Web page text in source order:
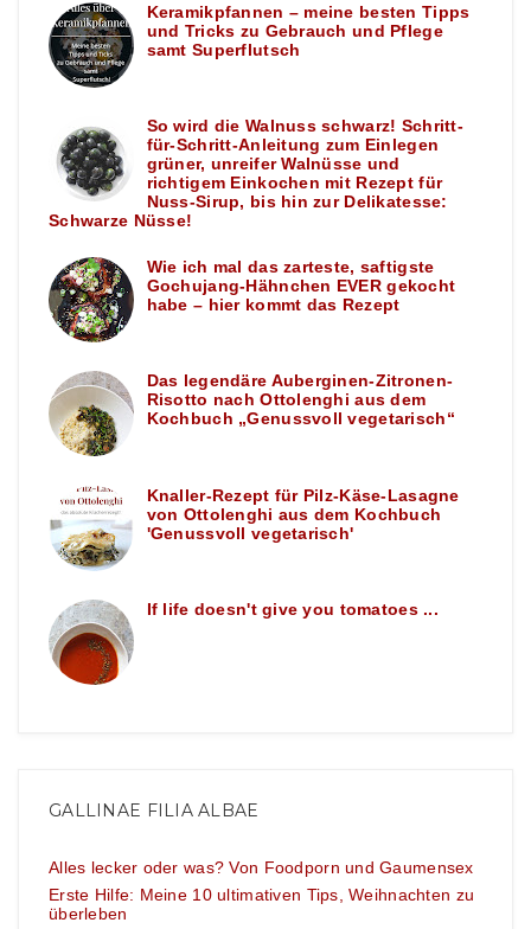
Keramikpfannen – meine besten Tipps
und Tricks zu Gebrauch und Pflege
samt Superflutsch
So wird die Walnuss schwarz! Schritt-
für-Schritt-Anleitung zum Einlegen
grüner, unreifer Walnüsse und
richtigem Einkochen mit Rezept für
Nuss-Sirup, bis hin zur Delikatesse:
Schwarze Nüsse!
Wie ich mal das zarteste, saftigste
Gochujang-Hähnchen EVER gekocht
habe – hier kommt das Rezept
Das legendäre Auberginen-Zitronen-
Risotto nach Ottolenghi aus dem
Kochbuch „Genussvoll vegetarisch“
Knaller-Rezept für Pilz-Käse-Lasagne
von Ottolenghi aus dem Kochbuch
'Genussvoll vegetarisch'
If life doesn't give you tomatoes ...
GALLINAE FILIA ALBAE
Alles lecker oder was? Von Foodporn und Gaumensex
Erste Hilfe: Meine 10 ultimativen Tips, Weihnachten zu
überleben